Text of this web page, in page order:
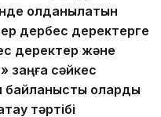
қолданылатын
дербес деректерге
деректер және
заңға сәйкес
байланысты оларды
тәртібі